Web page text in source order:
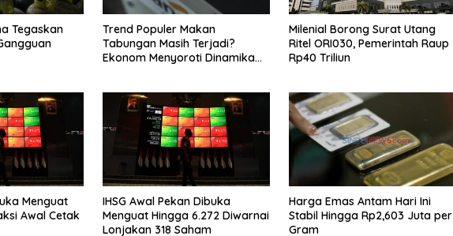
Tegaskan
Trend Populer Makan
Tabungan Masih Terjadi?
Ekonom Menyoroti Dinamika
Milenial Borong Surat Utang
Ritel ORI030, Pemerintah Raup
Rp40 Triliun
Menguat
Awal Cetak
IHSG Awal Pekan Dibuka
Menguat Hingga 6.272 Diwarnai
Lonjakan 318 Saham
Harga Emas Antam Hari Ini
Stabil Hingga Rp2,603 Juta per
Gram